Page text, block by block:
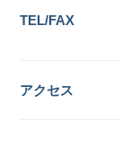
TEL/FAX
アクセス